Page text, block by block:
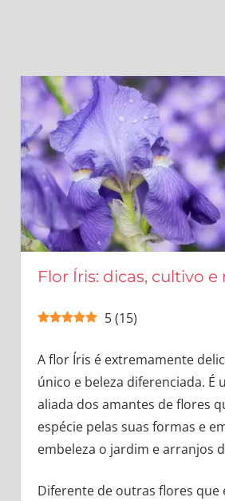
Flor Íris: dicas, cultivo
5 (15)
A flor Íris é extremamente
único e beleza diferenciada. É
aliada dos amantes de flores
espécie pelas suas formas e
embeleza o jardim e arranjos
Diferente de outras flores que